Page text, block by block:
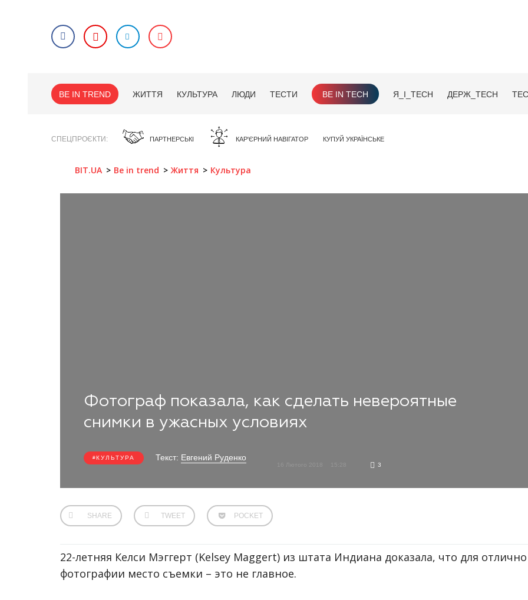
BE IN TREND ЖИТТЯ КУЛЬТУРА ЛЮДИ ТЕСТИ BE IN TECH Я_І_TECH ДЕРЖ_TECH
СПЕЦПРОЄКТИ ПАРТНЕРСЬКІ КАР'ЄРНИЙ НАВІГАТОР КУПУЙ УКРАЇНСЬКЕ
BIT.UA Be in trend Життя Культура
Фотограф показала, как сделать невероятные
снимки в ужасных условиях
КУЛЬТУРА Текст: Евгений Руденко
16 Лютого 2018 3
SHARE TWEET POCKET
22-летняя Келси Мэггерт (Kelsey Maggert) из штата Индиана доказала, что для
фотографии место съемки – это не главное.